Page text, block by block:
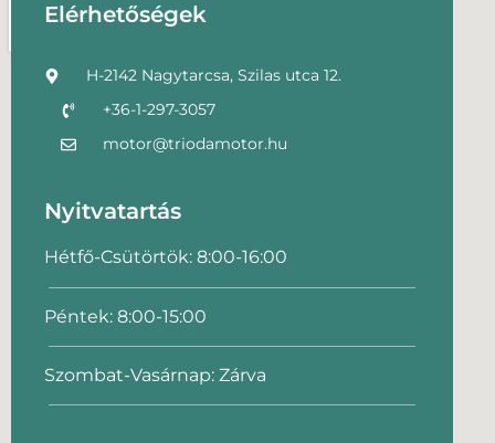
Elérhetőségek
H-2142 Nagytarcsa, Szilas utca 12.
+36-1-297-3057
motor@triodamotor.hu
Nyitvatartás
Hétfő-Csütörtök: 8:00-16:00
Péntek: 8:00-15:00
Szombat-Vasárnap: Zárva